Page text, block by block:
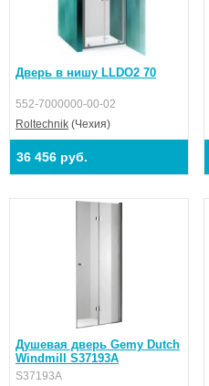
Дверь в нишу LLDO2 70
552-7000000-00-02
Roltechnik (Чехия)
36 456 руб.
Душевая дверь Gemy Dutch
Windmill S37193A
S37193A